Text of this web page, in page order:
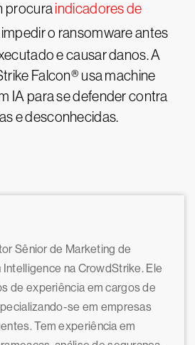
procura indicadores de
o ransomware antes
e causar danos. A
Falcon® usa machine
IA para se defender contra
e desconhecidas.
Sênior de Marketing de
Intelligence na CrowdStrike. Ele
de experiência em cargos de
se em empresas
Tem experiência em